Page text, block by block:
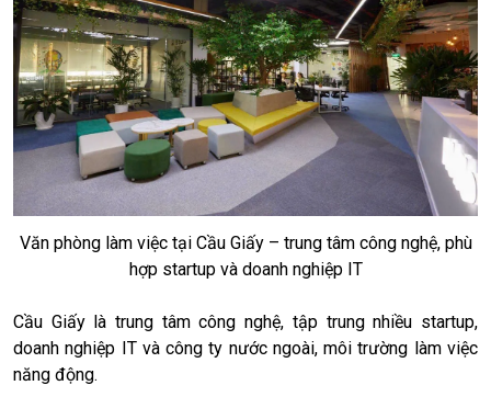
Văn phòng làm việc tại Cầu Giấy – trung tâm công nghệ, phù
hợp startup và doanh nghiệp IT
Cầu Giấy là trung tâm công nghệ, tập trung nhiều startup,
doanh nghiệp IT và công ty nước ngoài, môi trường làm việc
năng động.